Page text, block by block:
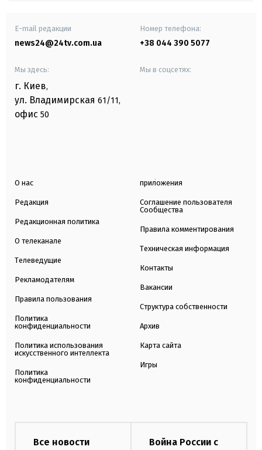
E-mail редакции
news24@24tv.com.ua
Номер телефона:
+38 044 390 5077
Мы здесь:
г. Киев,
ул. Владимирская 61/11,
офис 50
Мы в соцсетях:
О нас
Редакция
Редакционная политика
О телеканале
Телеведущие
Рекламодателям
Правила пользования
Политика
конфиденциальности
Политика использования
искусственного интеллекта
Политика
конфиденциальности
приложения
Соглашение пользователя
Сообщества
Правила комментирования
Техническая информация
Контакты
Вакансии
Структура собственности
Архив
Карта сайта
Игры
Все новости
Война России с